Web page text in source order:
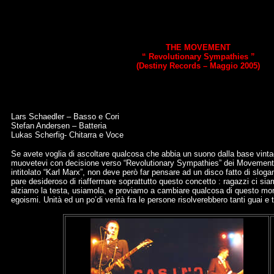
THE MOVEMENT
“ Revolutionary Sympathies ”
(Destiny Records – Maggio 2005)
Lars Schaedler – Basso e Cori
Stefan Andersen – Batteria
Lukas Scherfig- Chitarra e Voce
Se avete voglia di ascoltare qualcosa che abbia un suono dalla base
muovetevi con decisione verso “Revolutionary Sympathies” dei
intitolato “Karl Marx”, non deve però far pensare ad un disco fatto di
pare desideroso di riaffermare soprattutto questo concetto : ragazzi ci
alziamo la testa, usiamola, e proviamo a cambiare qualcosa di questo
egoismi. Unità ed un po’di verità fra le persone risolverebbero tanti guai